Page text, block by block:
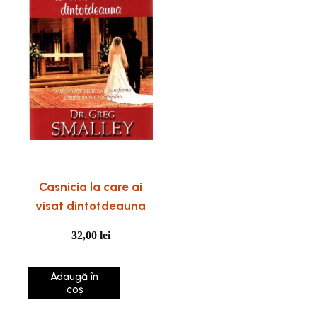
Casnicia la care ai
visat dintotdeauna
32,00 lei
Adaugă în
coș